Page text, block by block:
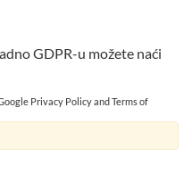
GDPR-u možete naći
Privacy Policy andTerms of